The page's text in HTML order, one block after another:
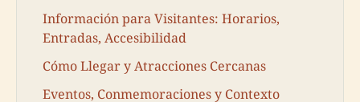
Información para Visitantes: Horarios,
Entradas, Accesibilidad
Cómo Llegar y Atracciones Cercanas
Eventos, Conmemoraciones y Contexto